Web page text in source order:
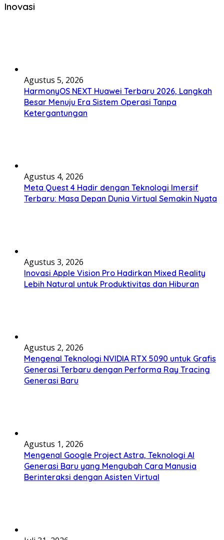
Inovasi
Agustus 5, 2026
HarmonyOS NEXT Huawei Terbaru 2026, Langkah
Besar Menuju Era Sistem Operasi Tanpa
Ketergantungan
Agustus 4, 2026
Meta Quest 4 Hadir dengan Teknologi Imersif
Terbaru: Masa Depan Dunia Virtual Semakin Nyata
Agustus 3, 2026
Inovasi Apple Vision Pro Hadirkan Mixed Reality
Lebih Natural untuk Produktivitas dan Hiburan
Agustus 2, 2026
Mengenal Teknologi NVIDIA RTX 5090 untuk Grafis
Generasi Terbaru dengan Performa Ray Tracing
Generasi Baru
Agustus 1, 2026
Mengenal Google Project Astra, Teknologi AI
Generasi Baru yang Mengubah Cara Manusia
Berinteraksi dengan Asisten Virtual